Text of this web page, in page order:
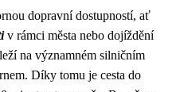
dopravní dostupností, ať
v rámci města nebo dojíždění
na významném silničním
Díky tomu je cesta do